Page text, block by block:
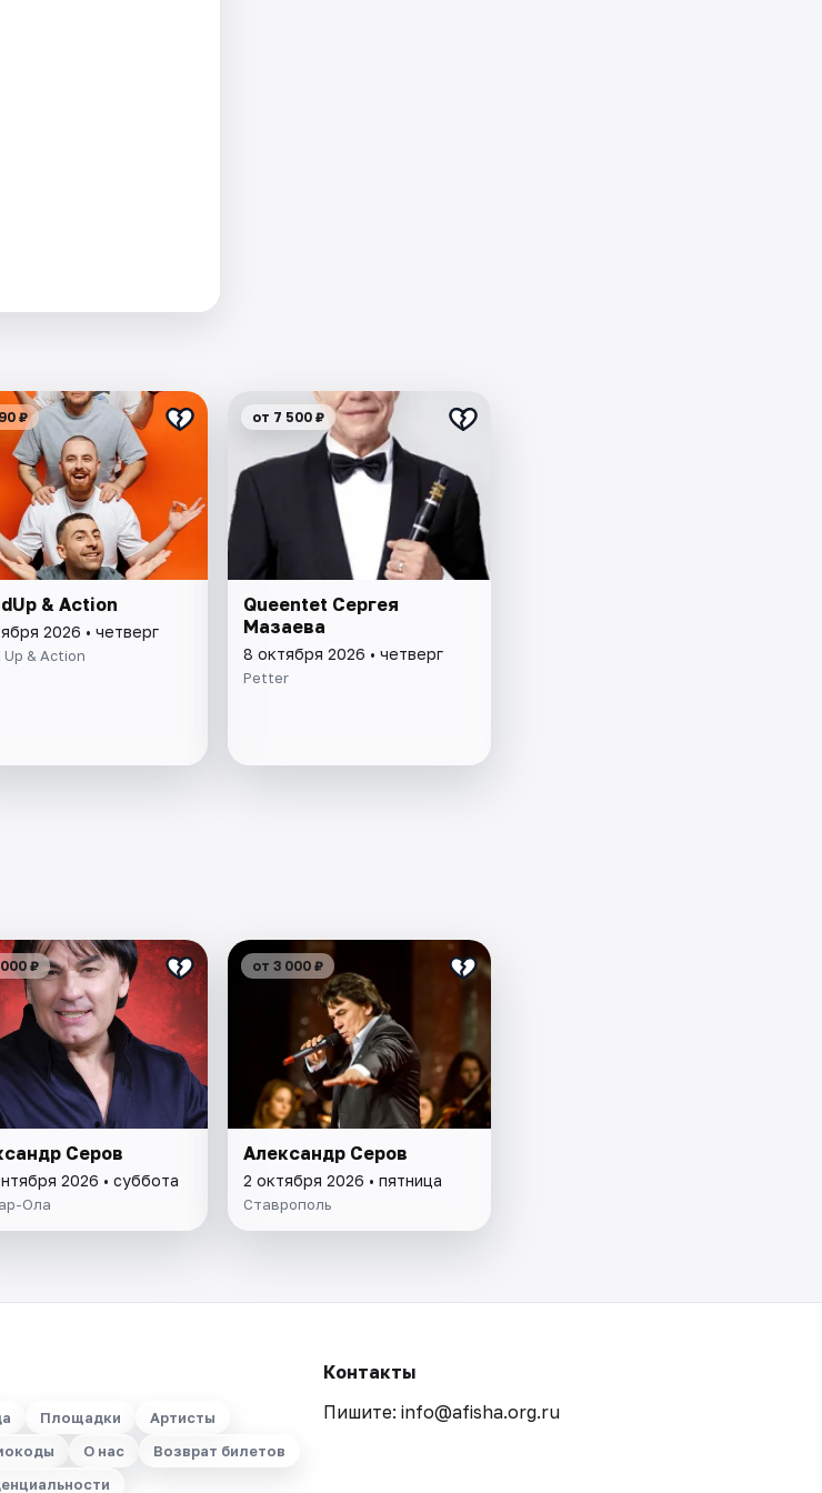
₽
& Action
2026 • четверг
Up & Action
от 7 500 ₽
Queentet Сергея
Мазаева
8 октября 2026 • четверг
Petter
₽
Серов
2026 • суббота
Ола
от 3 000 ₽
Александр Серов
2 октября 2026 • пятница
Ставрополь
Площадки
Артисты
О нас
Возврат билетов
Контакты
Пишите: info@afisha.org.ru